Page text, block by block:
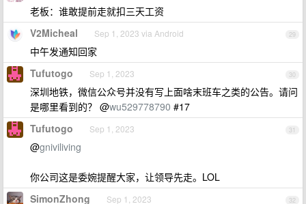
老板：谁敢提前走就扣三天工资
29
V2Micheal Sep 1, 2023 via Android
中午发通知回家
30
Tufutogo Sep 1, 2023
深圳地铁，微信公众号并没有写上面啥末班车之类的公告。请问
是哪里看到的？ @wu529778790 #17
31
Tufutogo Sep 1, 2023
@gniviliving
你公司这是委婉提醒大家，让领导先走。LOL
32
SimonZhong Sep 1, 2023